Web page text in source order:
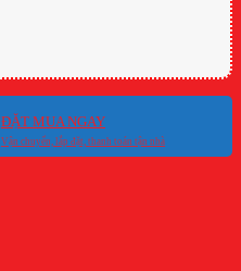
ĐẶT MUA NGAY